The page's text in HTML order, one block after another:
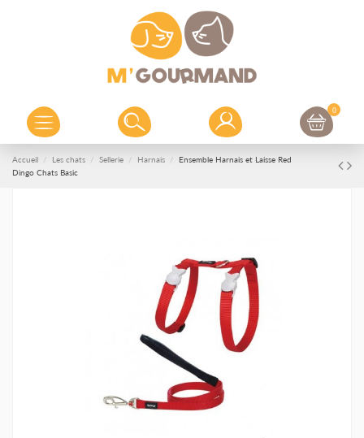
0
Accueil Les chats Sellerie Harnais
Ensemble Harnais et Laisse Red
Dingo Chats Basic